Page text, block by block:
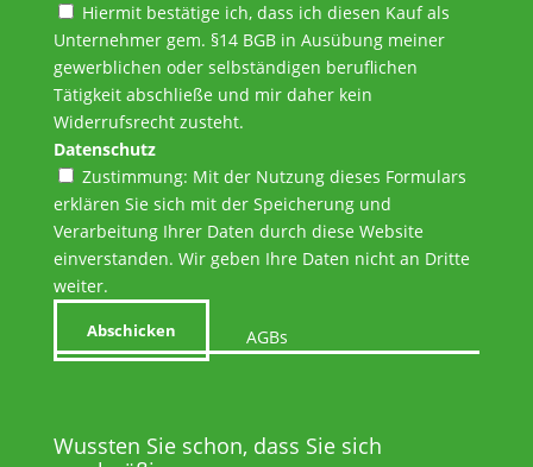
Hiermit bestätige ich, dass ich diesen Kauf als
Unternehmer gem. §14 BGB in Ausübung meiner
gewerblichen oder selbständigen beruflichen
Tätigkeit abschließe und mir daher kein
Widerrufsrecht zusteht.
Datenschutz
Zustimmung: Mit der Nutzung dieses Formulars
erklären Sie sich mit der Speicherung und
Verarbeitung Ihrer Daten durch diese Website
einverstanden. Wir geben Ihre Daten nicht an Dritte
weiter.
Abschicken AGBs
Wussten Sie schon, dass Sie sich